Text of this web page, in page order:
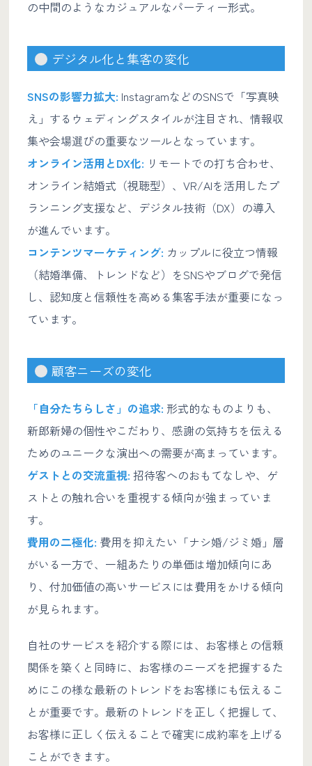
の中間のようなカジュアルなパーティー形式。
デジタル化と集客の変化
SNSの影響力拡大: InstagramなどのSNSで「写真映
え」するウェディングスタイルが注目され、情報収
集や会場選びの重要なツールとなっています。
オンライン活用とDX化: リモートでの打ち合わせ、
オンライン結婚式（視聴型）、VR/AIを活用したプ
ランニング支援など、デジタル技術（DX）の導入
が進んでいます。
コンテンツマーケティング: カップルに役立つ情報
（結婚準備、トレンドなど）をSNSやブログで発信
し、認知度と信頼性を高める集客手法が重要になっ
ています。
顧客ニーズの変化
「自分たちらしさ」の追求: 形式的なものよりも、
新郎新婦の個性やこだわり、感謝の気持ちを伝える
ためのユニークな演出への需要が高まっています。
ゲストとの交流重視: 招待客へのおもてなしや、ゲ
ストとの触れ合いを重視する傾向が強まっていま
す。
費用の二極化: 費用を抑えたい「ナシ婚/ジミ婚」層
がいる一方で、一組あたりの単価は増加傾向にあ
り、付加価値の高いサービスには費用をかける傾向
が見られます。
自社のサービスを紹介する際には、お客様との信頼
関係を築くと同時に、お客様のニーズを把握するた
めにこの様な最新のトレンドをお客様にも伝えるこ
とが重要です。最新のトレンドを正しく把握して、
お客様に正しく伝えることで確実に成約率を上げる
ことができます。